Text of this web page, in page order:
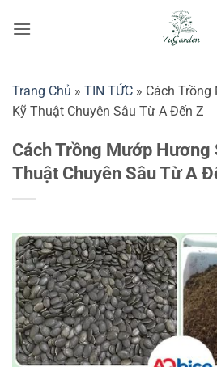
qua
Trang Chủ » TIN TỨC » Cách Trồng
Kỹ Thuật Chuyên Sâu Từ A Đến Z
Cách Trồng Mướp Hương
Thuật Chuyên Sâu Từ A